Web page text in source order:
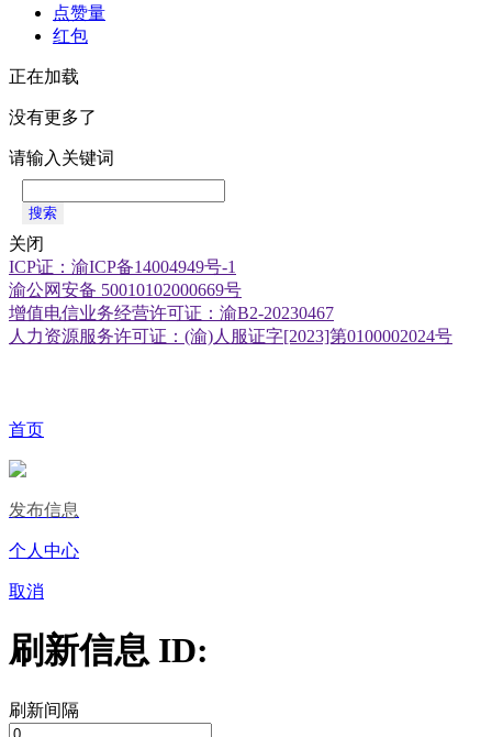
点赞量
红包
正在加载
没有更多了
请输入关键词
搜索
关闭
ICP证：渝ICP备14004949号-1
渝公网安备 50010102000669号
增值电信业务经营许可证：渝B2-20230467
人力资源服务许可证：(渝)人服证字[2023]第0100002024号
首页
发布信息
个人中心
取消
刷新信息 ID:
刷新间隔